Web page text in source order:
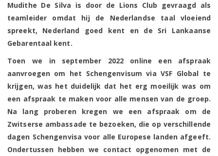
Mudithe De Silva is door de Lions Club gevraagd als
teamleider omdat hij de Nederlandse taal vloeiend
spreekt, Nederland goed kent en de Sri Lankaanse
Gebarentaal kent.
Toen we in september 2022 online een afspraak
aanvroegen om het Schengenvisum via VSF Global te
krijgen, was het duidelijk dat het erg moeilijk was om
een ​​afspraak te maken voor alle mensen van de groep.
Na lang proberen kregen we een afspraak om de
Zwitserse ambassade te bezoeken, die op verschillende
dagen Schengenvisa voor alle Europese landen afgeeft.
Ondertussen hebben we contact opgenomen met de